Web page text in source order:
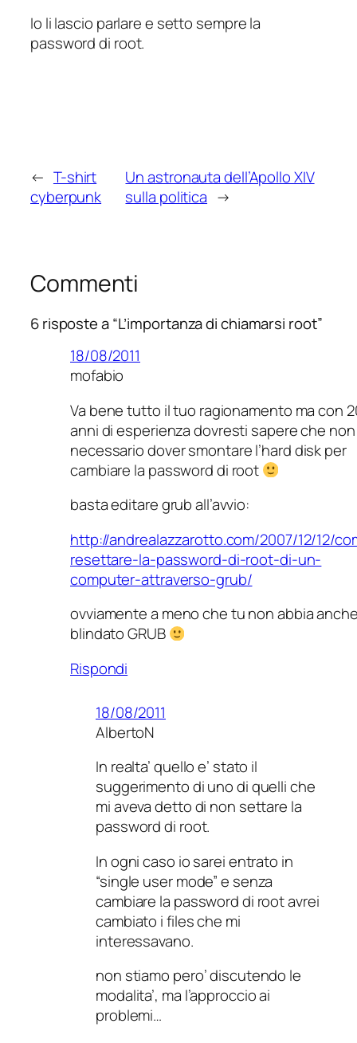
Io li lascio parlare e setto sempre la
password di root.
← T-shirt
cyberpunk
Un astronauta dell’Apollo XIV
sulla politica →
Commenti
6 risposte a “L’importanza di chiamarsi root”
18/08/2011
mofabio
Va bene tutto il tuo ragionamento ma con
anni di esperienza dovresti sapere che non
necessario dover smontare l’hard disk per
cambiare la password di root
basta editare grub all’avvio:
http://andrealazzarotto.com/2007/12/12/
resettare-la-password-di-root-di-un-
computer-attraverso-grub/
ovviamente a meno che tu non abbia
blindato GRUB
Rispondi
18/08/2011
AlbertoN
In realta’ quello e’ stato il
suggerimento di uno di quelli che
mi aveva detto di non settare la
password di root.
In ogni caso io sarei entrato in
“single user mode” e senza
cambiare la password di root avrei
cambiato i files che mi
interessavano.
non stiamo pero’ discutendo le
modalita’, ma l’approccio ai
problemi…